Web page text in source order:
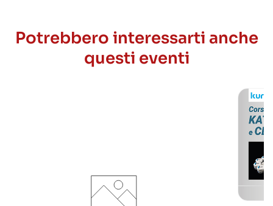
Potrebbero interessarti anche
questi eventi